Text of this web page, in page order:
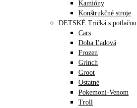
Kamióny
Konštrukčné stroje
DETSKÉ Tričká s potlačou
Cars
Doba Ľadová
Frozen
Grinch
Groot
Ostatné
Pokemoni-Venom
Troll